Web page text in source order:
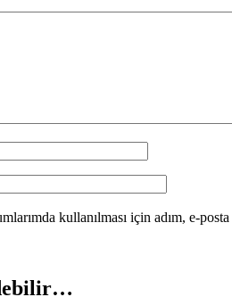
kullanılması için adım, e-